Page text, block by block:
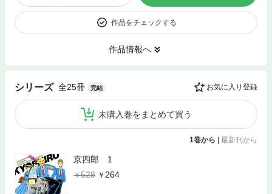
作品をチェックする
作品情報へ
シリーズ 全25冊 完結 お気に入り登録
未購入巻をまとめて買う
1巻から 最新刊から
京四郎 1
528
264